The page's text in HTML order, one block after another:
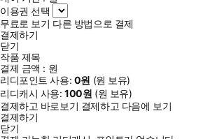
이용권 선택
무료로 보기 다른 방법으로 결제
결제하기
닫기
작품 제목
결제 금액 : 원
리디포인트 사용: 0원 (원 보유)
리디캐시 사용:100원 (원 보유)
결제하고 바로보기 결제하고 다음에 보기
결제하기
닫기